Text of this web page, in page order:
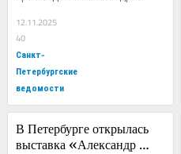
Бенуа,...
12.11.2025
40
Санкт-
Петербургские
ведомости
В Петербурге открылась
выставка «Александр